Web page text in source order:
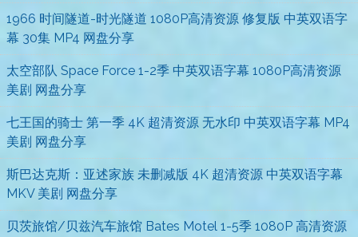
1966 时间隧道-时光隧道 1080P高清资源 修复版 中英双语字
幕 30集 MP4 网盘分享
太空部队 Space Force 1-2季 中英双语字幕 1080P高清资源
美剧 网盘分享
七王国的骑士 第一季 4K 超清资源 无水印 中英双语字幕 MP4
美剧 网盘分享
斯巴达克斯：亚述家族 未删减版 4K 超清资源 中英双语字幕
MKV 美剧 网盘分享
贝茨旅馆/贝兹汽车旅馆 Bates Motel 1-5季 1080P 高清资源